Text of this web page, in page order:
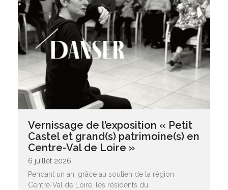
Vernissage de l’exposition « Petit
Castel et grand(s) patrimoine(s) en
Centre-Val de Loire »
6 juillet 2026
Pendant un an, grâce au soutien de la région
Centre-Val de Loire, les résidents du…